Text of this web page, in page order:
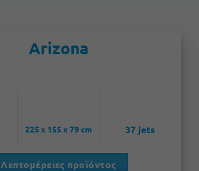
Arizona
225 x 155 x 79 cm 37 jets
Λεπτομέρειες προϊόντος